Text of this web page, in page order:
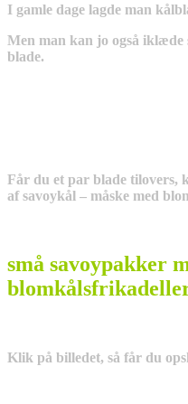
I gamle dage lagde man
Men man kan jo også iklæde
blade.
Får du et par blade tilovers,
af savoykål – måske med
små savoypakker
Klik på billedet, så får du